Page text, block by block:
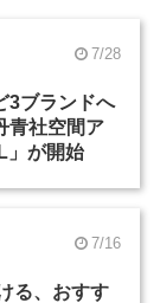
7/28
3ブランドへ
青社空間ア
」が開始
7/16
る、おすす